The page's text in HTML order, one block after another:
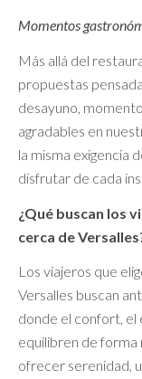
Momentos
Más allá del
propuestas
desayuno,
agradables en
la misma exigencia
disfrutar de cada
¿Qué buscan los
cerca de
Los viajeros que
Versalles buscan
donde el confort, el
equilibren de forma
ofrecer serenidad,